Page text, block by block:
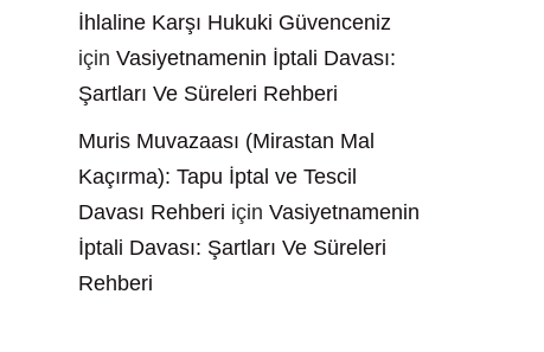
İhlaline Karşı Hukuki Güvenceniz
için Vasiyetnamenin İptali Davası:
Şartları Ve Süreleri Rehberi
Muris Muvazaası (Mirastan Mal
Kaçırma): Tapu İptal ve Tescil
Davası Rehberi için Vasiyetnamenin
İptali Davası: Şartları Ve Süreleri
Rehberi